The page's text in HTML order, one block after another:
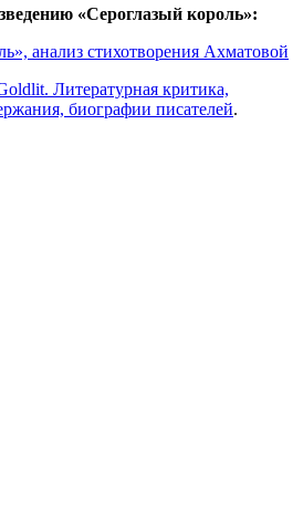
«Сероглазый король»:
анализ стихотворения Ахматовой
Литературная критика,
биографии писателей.